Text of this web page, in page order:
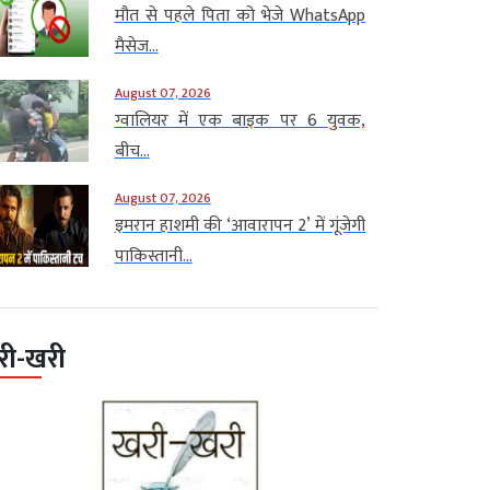
मौत से पहले पिता को भेजे WhatsApp
मैसेज...
August 07, 2026
ग्वालियर में एक बाइक पर 6 युवक,
बीच...
August 07, 2026
इमरान हाशमी की ‘आवारापन 2’ में गूंजेगी
पाकिस्तानी...
खरी